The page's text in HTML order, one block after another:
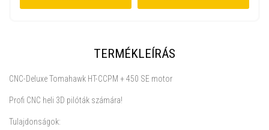
TERMÉKLEÍRÁS
CNC-Deluxe Tomahawk HT-CCPM + 450 SE motor
Profi CNC heli 3D pilóták számára!
Tulajdonságok: